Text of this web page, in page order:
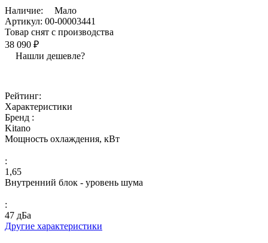
Наличие:
Мало
Артикул: 00-00003441
Товар снят с производства
38 090 ₽
Нашли дешевле?
Рейтинг:
Характеристики
Бренд :
Kitano
Мощность охлаждения, кВт
:
1,65
Внутренний блок - уровень шума
:
47 дБа
Другие характеристики